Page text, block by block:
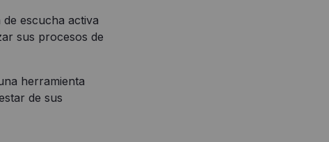
escucha activa
sus procesos de
herramienta
de sus